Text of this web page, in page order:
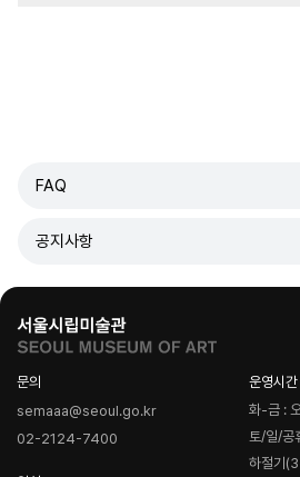
FAQ
공지사항
문의
semaaa@seoul.go.kr
02-2124-7400
운영시간
화-금 :
토/일/공
하절기